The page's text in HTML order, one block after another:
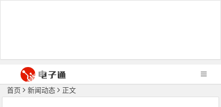
首页 新闻动态 正文